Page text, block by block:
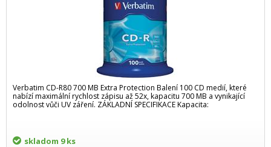
Verbatim CD-R80 700 MB Extra Protection Balení 100 CD medií, které
nabízí maximální rychlost zápisu až 52x, kapacitu 700 MB a vynikající
odolnost vůči UV záření. ZÁKLADNÍ SPECIFIKACE Kapacita:
skladom 9 ks